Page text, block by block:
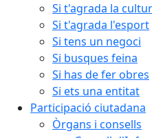
Si t'agrada la
Si t'agrada l'esport
Si tens un negoci
Si busques feina
Si has de fer obres
Si ets una entitat
Participació ciutadana
Òrgans i consells